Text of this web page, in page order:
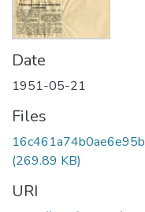
Date
1951-05-21
Files
(269.89 KB)
URI